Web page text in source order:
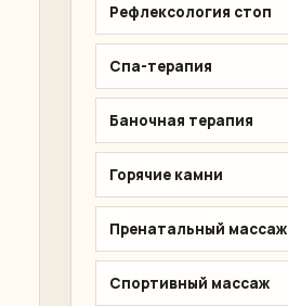
Рефлексология стоп
Спа-терапия
Баночная терапия
Горячие камни
Пренатальный массаж
Спортивный массаж